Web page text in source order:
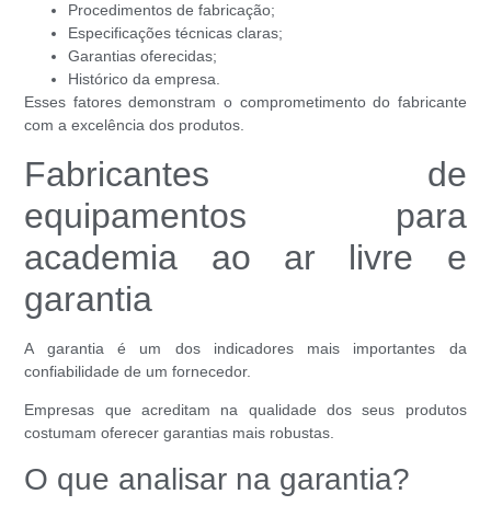
Procedimentos de fabricação;
Especificações técnicas claras;
Garantias oferecidas;
Histórico da empresa.
Esses fatores demonstram o comprometimento do fabricante
com a excelência dos produtos.
Fabricantes de
equipamentos para
academia ao ar livre e
garantia
A garantia é um dos indicadores mais importantes da
confiabilidade de um fornecedor.
Empresas que acreditam na qualidade dos seus produtos
costumam oferecer garantias mais robustas.
O que analisar na garantia?